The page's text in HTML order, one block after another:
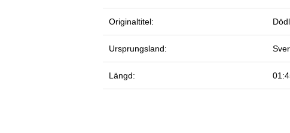
Originaltitel:
Ursprungsland:
Längd: